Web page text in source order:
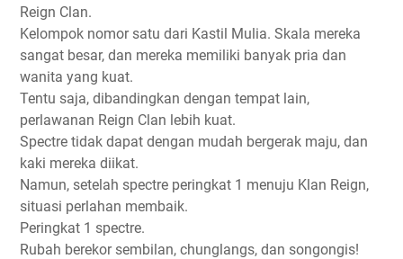
Reign Clan.
Kelompok nomor satu dari Kastil Mulia. Skala mereka
sangat besar, dan mereka memiliki banyak pria dan
wanita yang kuat.
Tentu saja, dibandingkan dengan tempat lain,
perlawanan Reign Clan lebih kuat.
Spectre tidak dapat dengan mudah bergerak maju, dan
kaki mereka diikat.
Namun, setelah spectre peringkat 1 menuju Klan Reign,
situasi perlahan membaik.
Peringkat 1 spectre.
Rubah berekor sembilan, chunglangs, dan songongis!